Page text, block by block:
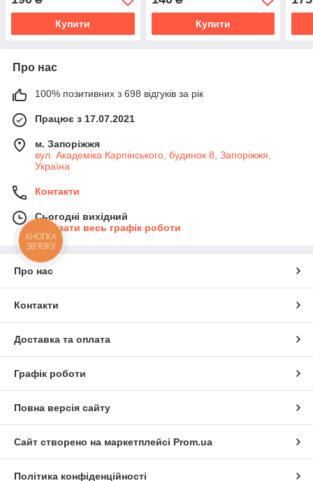
Купити Купити
Про нас
100% позитивних з 698 відгуків за рік
Працює з 17.07.2021
м. Запоріжжя
вул. Академіка Карпінського, будинок 8, Запоріжжя,
Україна
Контакти
Сьогодні вихідний
Показати весь графік роботи
Про нас
Контакти
Доставка та оплата
Графік роботи
Повна версія сайту
Сайт створено на маркетплейсі Prom.ua
Політика конфіденційності
КНОПКА
ЗВ'ЯЗКУ